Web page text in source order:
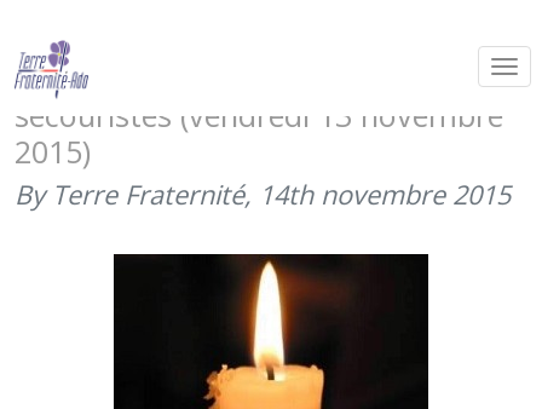
Terre Fraternité de tout coeur avec
les victimes des attentats et les
secouristes (vendredi 13 novembre
2015)
By Terre Fraternité, 14th novembre 2015